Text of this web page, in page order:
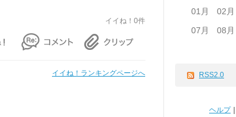
イイね！0件
イイね！ランキングページへ
01月 02月
07月
08月
RSS2.0
ヘルプ｜